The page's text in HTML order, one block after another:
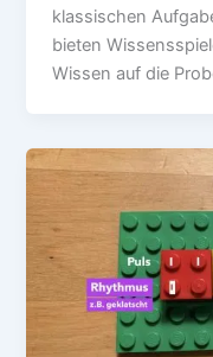
klassischen
bieten
Wissen auf die